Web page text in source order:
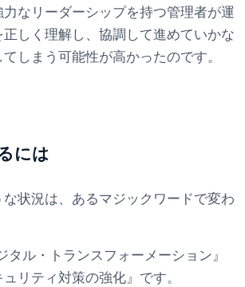
なリーダーシップを持つ管理者が運
しく理解し、協調して進めていかな
しまう可能性が高かったのです。
には
な状況は、あるマジックワードで変わ
タル・トランスフォーメーション』
リティ対策の強化』です。